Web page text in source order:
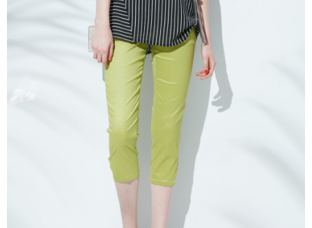
【大哥付你分期使用說明】
1.本服務由台灣大哥大提供，台灣大哥大用戶可立即使用無須另外申請。
2.付款方式選擇「大哥付你分期」，訂單成立後會自動跳轉到大哥付的交易
流程，驗證手機門號後，選擇欲分期的期數、繳款截止日，確認付款後即完
3.實際核准額度、可分期數及費用金額請依後續交易確認頁面所載為準。
4.訂單成立30分鐘內，如未前往確認交易或遇審核未通過，訂單將自動取
消。如遇「轉專審核」未通過狀況，表示未達大哥付你分期系統評分，恕無
1.分期款項不併入電信帳單，「大哥付你分期」於每月結算日後寄送繳費提
2.透過簡訊連結打開帳單後，可選擇「超商條碼／台灣大直營門市／銀行轉
帳／街口支付／iPASS MONEY」等通路繳費。
1.本服務係由「台灣大哥大股份有限公司」（以下簡稱本公司）所提供，讓
【關於「AFTEE先享後付」】
AFTEE先享後付是「在收到商品之後才付款」的支付方式。 讓您購物簡單
１．簡單：不需註冊會員、不需綁卡、不需儲值。
２．便利：只要手機號碼，簡訊認證，即可結帳。
３．安心：先確認商品／服務後，再付款。
【「AFTEE先享後付」結帳流程】
１．於結帳方式選擇「AFTEE先享後付」後，將跳轉至「AFTEE先享後付」
結帳頁面，進行簡訊認證並確認金額後，即可完成結帳。
２．訂單成立數日內，您將收到繳費通知簡訊。
３．收到繳費通知簡訊後14天內，點擊此簡訊中的連結，可透過四大超商／
ATM／網路銀行／等多元方式進行付款，方視為交易完成。
每筆NT$120，滿NT$2,000(含以上)免運費
每筆NT$120，滿NT$2,000(含以上)免運費